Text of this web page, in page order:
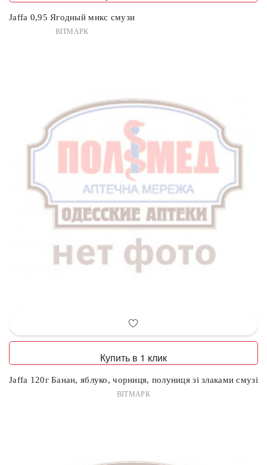
Jaffa 0,95 Ягодный микс смузи
ВІТМАРК
Купить в 1 клик
Jaffa 120г Банан, яблуко, чорниця, полуниця зі злаками смузі
ВІТМАРК